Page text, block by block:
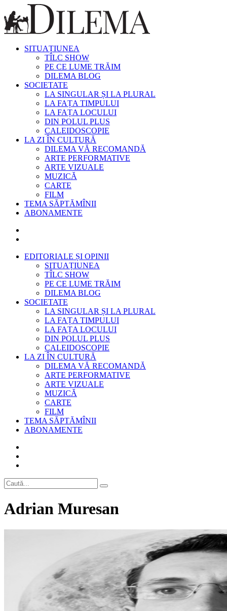
SITUAȚIUNEA
TÎLC SHOW
PE CE LUME TRĂIM
DILEMA BLOG
SOCIETATE
LA SINGULAR ȘI LA PLURAL
LA FAȚA TIMPULUI
LA FAȚA LOCULUI
DIN POLUL PLUS
CALEIDOSCOPIE
LA ZI ÎN CULTURĂ
DILEMA VĂ RECOMANDĂ
ARTE PERFORMATIVE
ARTE VIZUALE
MUZICĂ
CARTE
FILM
TEMA SĂPTĂMÎNII
ABONAMENTE
EDITORIALE ȘI OPINII
SITUAȚIUNEA
TÎLC SHOW
PE CE LUME TRĂIM
DILEMA BLOG
SOCIETATE
LA SINGULAR ȘI LA PLURAL
LA FAȚA TIMPULUI
LA FAȚA LOCULUI
DIN POLUL PLUS
CALEIDOSCOPIE
LA ZI ÎN CULTURĂ
DILEMA VĂ RECOMANDĂ
ARTE PERFORMATIVE
ARTE VIZUALE
MUZICĂ
CARTE
FILM
TEMA SĂPTĂMÎNII
ABONAMENTE
Adrian Muresan